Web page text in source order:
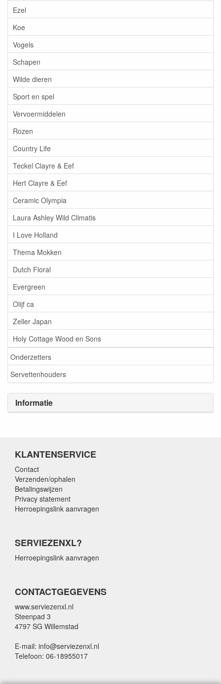
Ezel
Koe
Vogels
Schapen
Wilde dieren
Sport en spel
Vervoermiddelen
Rozen
Country Life
Teckel Clayre & Eef
Hert Clayre & Eef
Ceramic Olympia
Laura Ashley Wild Climatis
I Love Holland
Thema Mokken
Dutch Floral
Evergreen
Olijf ca
Zeller Japan
Holy Cottage Wood en Sons
Onderzetters
Servettenhouders
Informatie
KLANTENSERVICE
Contact
Verzenden/ophalen
Betalingswijzen
Privacy statement
Herroepingslink aanvragen
SERVIEZENXL?
Herroepingslink aanvragen
CONTACTGEGEVENS
www.serviezenxl.nl
Steenpad 3
4797 SG Willemstad
E-mail: info@serviezenxl.nl
Telefoon: 06-18955017